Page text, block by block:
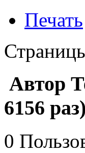
Печать
Автор
6156 раз)
0